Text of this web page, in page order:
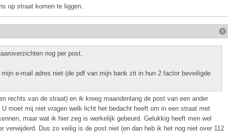
op straat komen te liggen.
nog per post.
e-mail adres niet (de pdf van mijn bank zit in hun 2 factor beveiligde
rechts van de straat) en ik kreeg maandenlang de post van een ander
moet mij niet vragen welk licht het bedacht heeft om in een straat met
maar wat ik hier zeg is werkelijk gebeurd. Gelukkig heeft men wel
verwijderd. Dus zo veilig is de post niet (en dan heb ik het nog niet over 112